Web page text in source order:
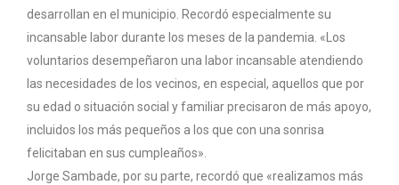
desarrollan en el municipio. Recordó especialmente su
incansable labor durante los meses de la pandemia. «Los
voluntarios desempeñaron una labor incansable atendiendo
las necesidades de los vecinos, en especial, aquellos que por
su edad o situación social y familiar precisaron de más apoyo,
incluidos los más pequeños a los que con una sonrisa
felicitaban en sus cumpleaños».
Jorge Sambade, por su parte, recordó que «realizamos más